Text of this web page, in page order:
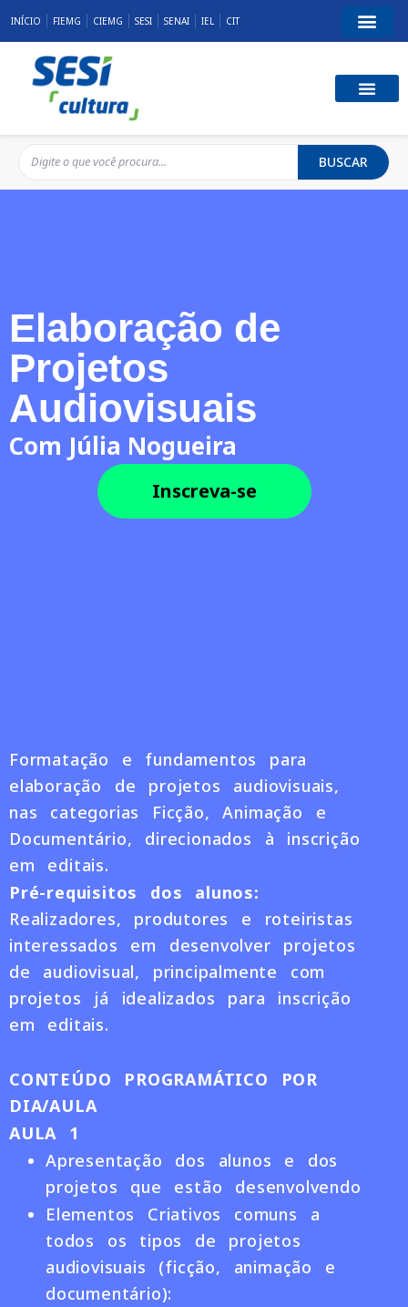
INÍCIO FIEMG CIEMG SESI SENAI IEL CIT
BUSCAR
Elaboração de
Projetos
Audiovisuais
Com Júlia Nogueira
Inscreva-se
Formatação e fundamentos para
elaboração de projetos audiovisuais,
nas categorias Ficção, Animação e
Documentário, direcionados à inscrição
em editais.
Pré-requisitos dos alunos:
Realizadores, produtores e roteiristas
interessados em desenvolver projetos
de audiovisual, principalmente com
projetos já idealizados para inscrição
em editais.
CONTEÚDO PROGRAMÁTICO POR
DIA/AULA
AULA 1
Apresentação dos alunos e dos
projetos que estão desenvolvendo
Elementos Criativos comuns a
todos os tipos de projetos
audiovisuais (ficção, animação e
documentário):